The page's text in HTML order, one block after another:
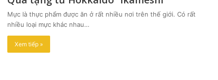
Mực là thực phẩm được ăn ở rất nhiều nơi trên thế giới. Có rất
nhiều loại mực khác nhau…
Xem tiếp »